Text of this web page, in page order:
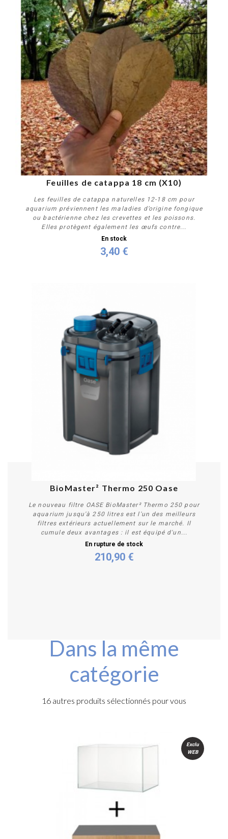
Feuilles de catappa 18 cm (X10)
Les feuilles de catappa naturelles 12-18 cm pour
aquarium préviennent les maladies d’origine fongique
ou bactérienne chez les crevettes et les poissons.
Elles protègent également les œufs contre...
En stock
3,40 €
BioMaster² Thermo 250 Oase
Le nouveau filtre OASE BioMaster² Thermo 250 pour
aquarium jusqu'à 250 litres est l'un des meilleurs
filtres extérieurs actuellement sur le marché. Il
cumule deux avantages : il est équipé d'un...
En rupture de stock
210,90 €
Dans la même
catégorie
16 autres produits sélectionnés pour vous
Exclu
WEB